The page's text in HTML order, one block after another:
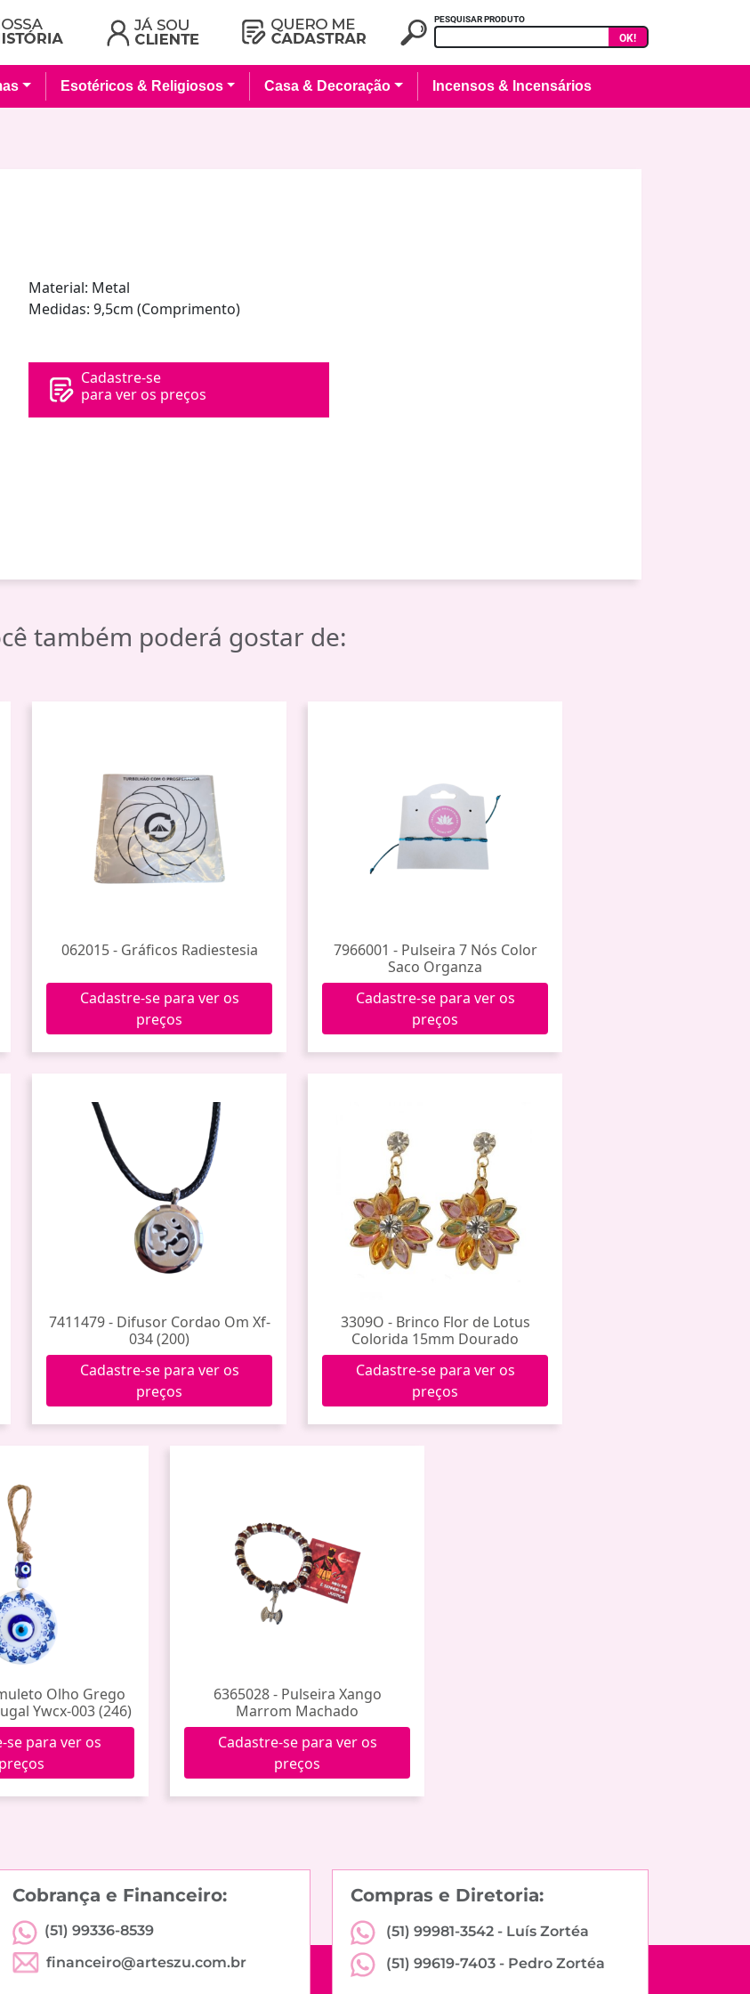
PESQUISAR PRODUTO
OK!
Esotéricos & Religiosos Casa & Decoração Incensos & Incensários
Material: Metal
Medidas: 9,5cm (Comprimento)
Cadastre-se
para ver os preços
também poderá gostar de:
062015 - Gráficos Radiestesia
Cadastre-se para ver os
preços
7966001 - Pulseira 7 Nós Color
Saco Organza
Cadastre-se para ver os
preços
7411479 - Difusor Cordao Om Xf-
034 (200)
Cadastre-se para ver os
preços
3309O - Brinco Flor de Lotus
Colorida 15mm Dourado
Cadastre-se para ver os
preços
Olho Grego
Ywcx-003 (246)
se para ver os
preços
6365028 - Pulseira Xango
Marrom Machado
Cadastre-se para ver os
preços
Cobrança e Financeiro:
(51) 99336-8539
financeiro@arteszu.com.br
Compras e Diretoria:
(51) 99981-3542 - Luís Zortéa
(51) 99619-7403 - Pedro Zortéa